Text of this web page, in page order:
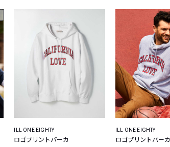
ILL ONE EIGHTY
ロゴプリントパーカ
ILL ONE EIGHTY
ロゴプリントパーカ